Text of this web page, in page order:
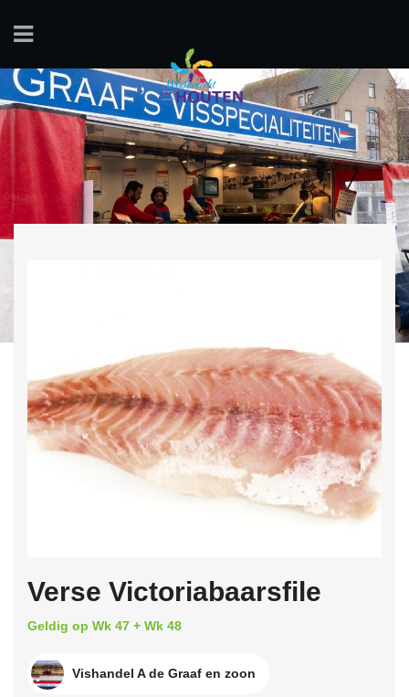
Verse Victoriabaarsfile
Geldig op Wk 47 + Wk 48
Vishandel A de Graaf en zoon